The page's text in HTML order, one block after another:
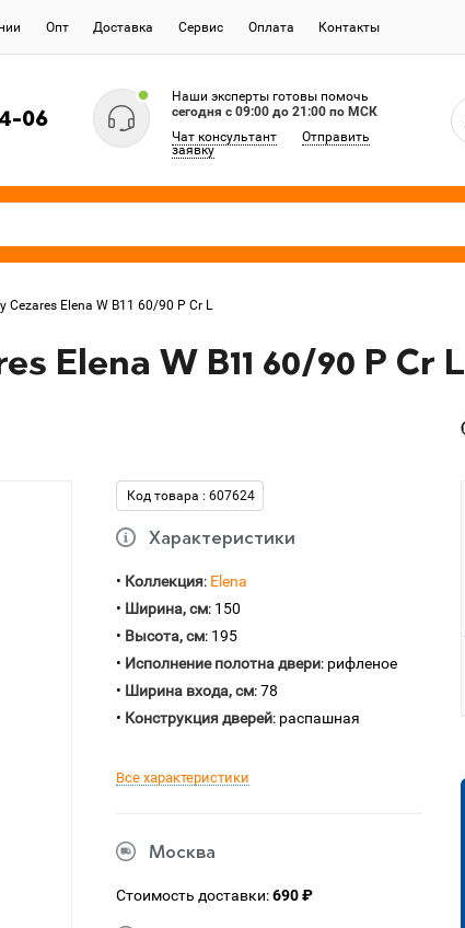
Опт Доставка Сервис Оплата Контакты
06
Наши эксперты готовы помочь
сегодня c 09:00 до 21:00 по МСК
Чат консультант
Отправить
заявку
Elena W B11 60/90 P Cr L
Elena W B11 60/90 P Cr L
Код товара : 607624
Характеристики
• Коллекция: Elena
• Ширина, см: 150
• Высота, см: 195
• Исполнение полотна двери: рифленое
• Ширина входа, см: 78
• Конструкция дверей: распашная
Все характеристики
Москва
Стоимость доставки:690 ₽